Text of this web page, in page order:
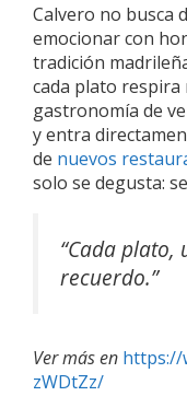
Calvero no busca
emocionar con
tradición
cada plato respira
gastronomía de
y entra
de nuevos
solo se degusta:
“Cada plato,
recuerdo.”
Ver más en https://
zWDtZz/